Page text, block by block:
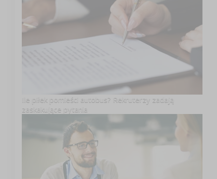
Ile piłek pomieści autobus? Rekruterzy zadają
zaskakujące pytania